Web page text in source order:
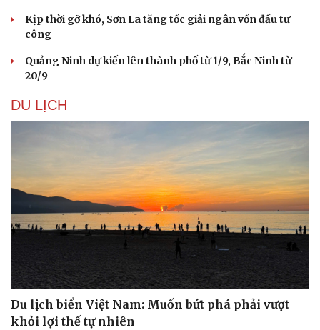
Tư vấn
Săn Tour
check-in
Câu chuyện thời sự
Đọc truyện đêm khuya
Cửa sổ tình yêu
Kịp thời gỡ khó, Sơn La tăng tốc giải ngân vốn đầu tư
công
Quảng Ninh dự kiến lên thành phố từ 1/9, Bắc Ninh từ
20/9
DU LỊCH
Du lịch biển Việt Nam: Muốn bứt phá phải vượt
khỏi lợi thế tự nhiên